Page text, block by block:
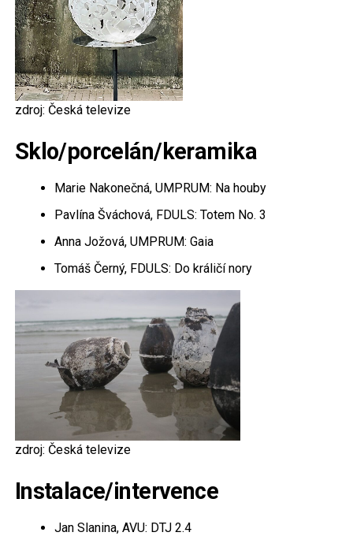
zdroj: Česká televize
Sklo/porcelán/keramika
Marie Nakonečná, UMPRUM: Na houby
Pavlína Šváchová, FDULS: Totem No. 3
Anna Jožová, UMPRUM: Gaia
Tomáš Černý, FDULS: Do králičí nory
zdroj: Česká televize
Instalace/intervence
Jan Slanina, AVU: DTJ 2.4